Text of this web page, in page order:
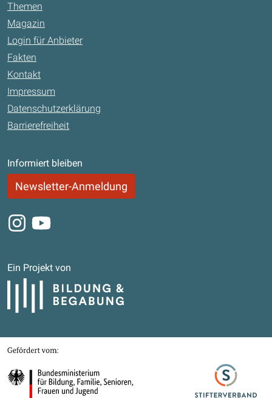
Themen
Magazin
Login für Anbieter
Fakten
Kontakt
Impressum
Datenschutzerklärung
Barrierefreiheit
Informiert bleiben
Newsletter-Anmeldung
Instagram
Youtube
Ein Projekt von
Bildung und Begabung
Gefördert von
Bundesministerium für Bildung, Familie, Senioren, Frauen und Jugend
Stifterverband